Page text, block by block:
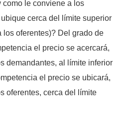
como le conviene a los
cerca del límite superior
los oferentes)? Del grado de
el precio se acercará,
demandantes, al límite inferior
el precio se ubicará,
oferentes, cerca del límite